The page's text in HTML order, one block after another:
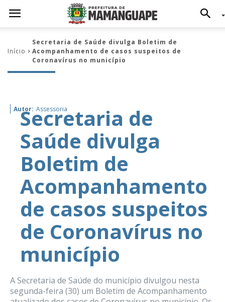
Início
Secretaria de Saúde divulga Boletim de
Acompanhamento de casos suspeitos de
Coronavírus no município
Autor: Assessoria
Secretaria de
Saúde divulga
Boletim de
Acompanhamento
de casos suspeitos
de Coronavírus no
município
A Secretaria de Saúde do município divulgou nesta
segunda-feira (30) um Boletim de Acompanhamento